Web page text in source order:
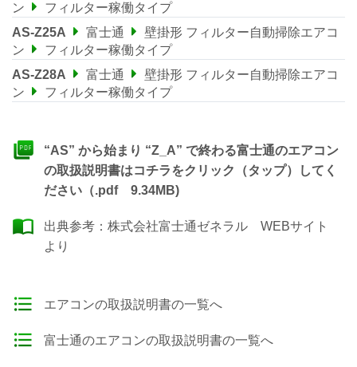
ン
フィルター稼働タイプ
AS-Z25A
富士通
壁掛形 フィルター自動掃除エアコ
ン
フィルター稼働タイプ
AS-Z28A
富士通
壁掛形 フィルター自動掃除エアコ
ン
フィルター稼働タイプ
“AS” から始まり “Z_A” で終わる富士通のエアコン
の取扱説明書はコチラをクリック（タップ）してく
ださい（.pdf 9.34MB)
出典参考： 株式会社富士通ゼネラル WEBサイト
より
エアコンの取扱説明書の一覧へ
富士通のエアコンの取扱説明書の一覧へ